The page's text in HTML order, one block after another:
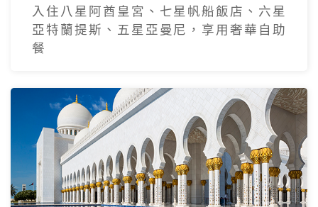
入住八星阿酋皇宮、七星帆船飯店、六星
亞特蘭提斯、五星亞曼尼，享用奢華自助
餐